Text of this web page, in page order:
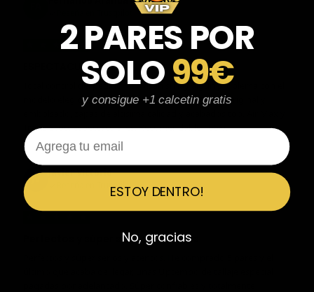
★
ESPECTACULARES
Total control del pedido, te avisan si hay algún problema con el
modelo elegido, empaquetado perfecto con caja original y
Travis Scott espectaculares. Recomendable 100%.
JV Javier Victorio
Reseña en Trustpilot
Perfectos y súper serios y atentos
2 PARES POR
SOLO99€
y consigue +1 calcetin gratis
Email
ESTOY DENTRO!
No, gracias